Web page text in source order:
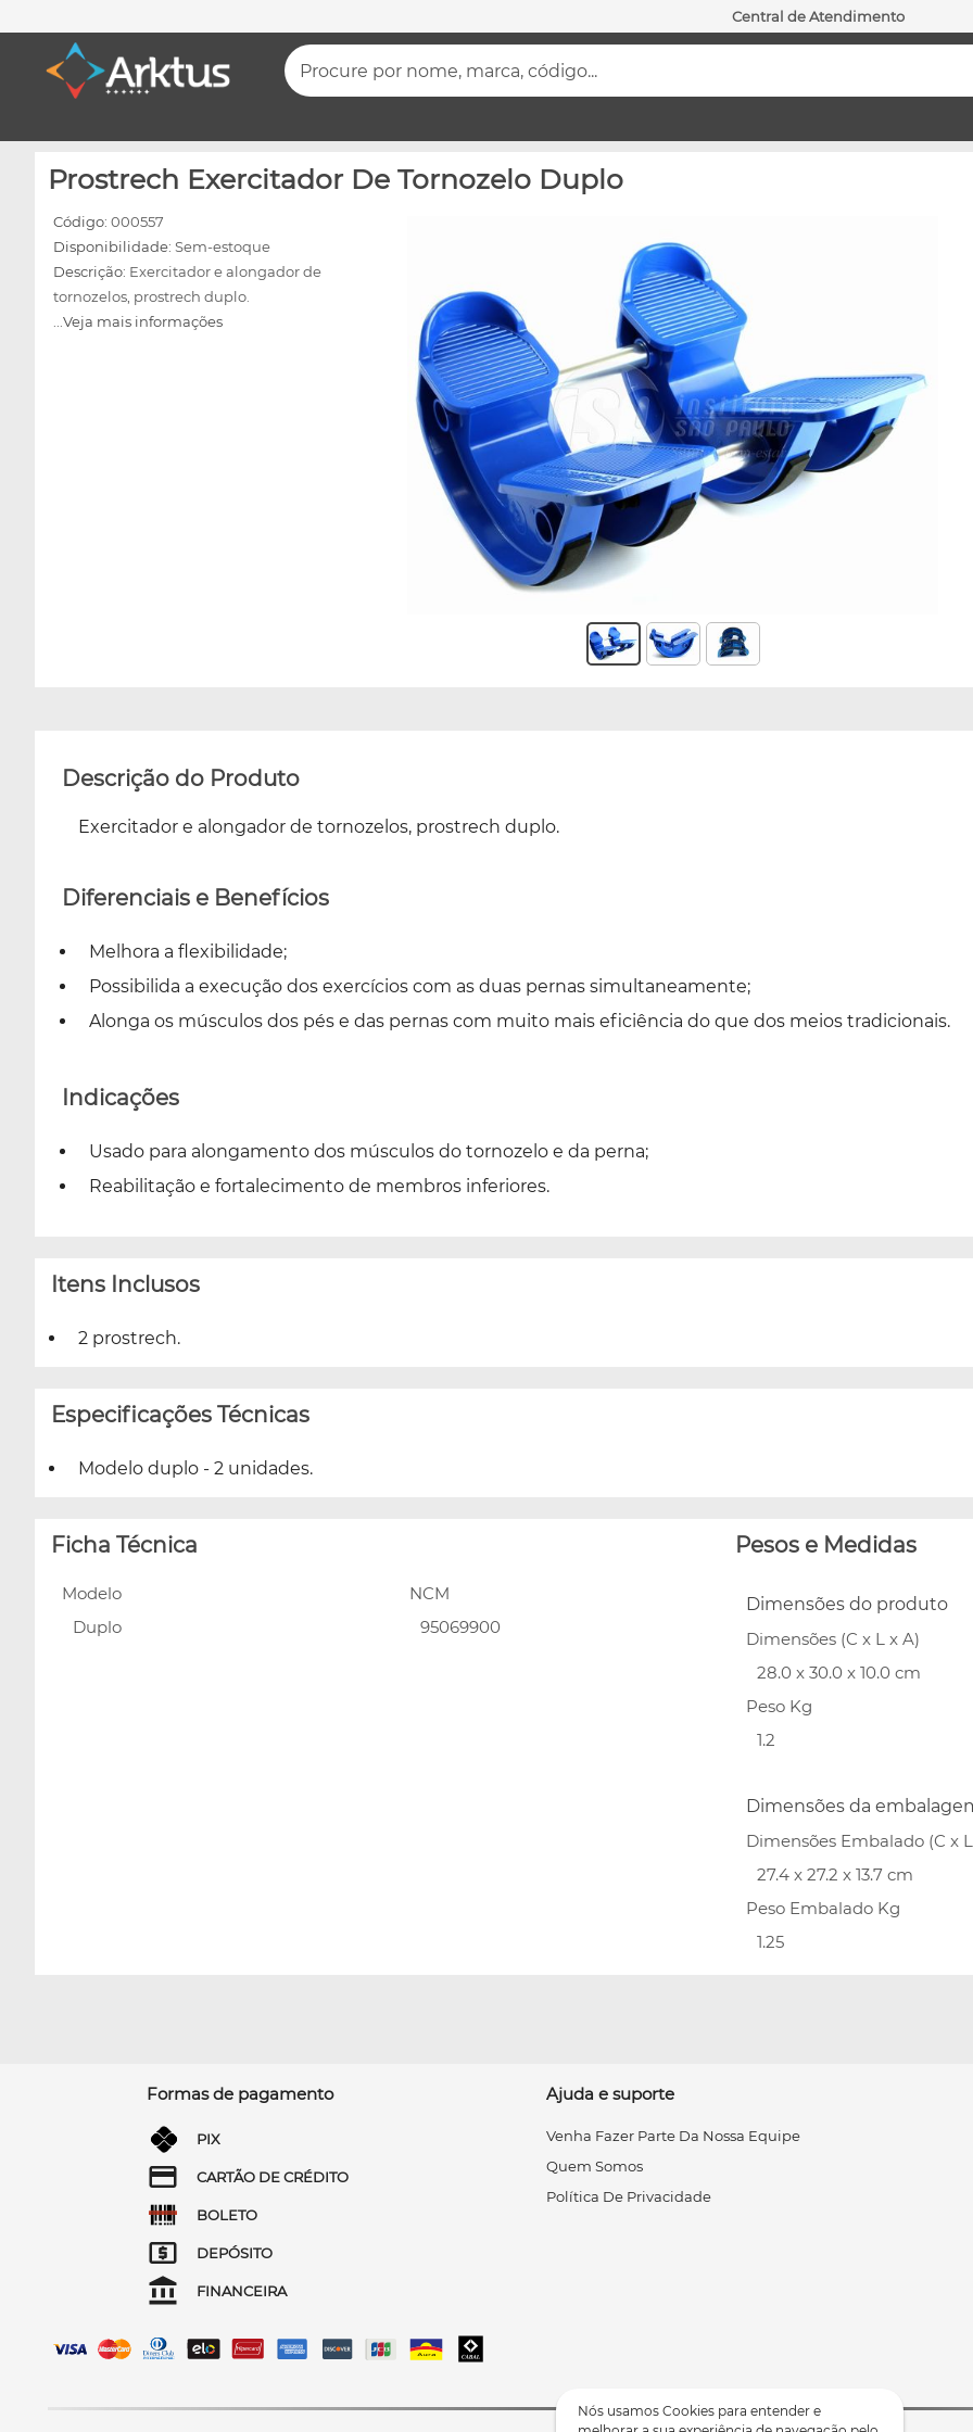
Central de Atendimento
Procure por nome, marca, código...
Nós usamos Cookies para entender e
Prostrech Exercitador De Tornozelo Duplo
Código: 000557
Disponibilidade: Sem-estoque
Descrição: Exercitador e alongador de
tornozelos, prostrech duplo.
...Veja mais informações
Descrição do Produto
Exercitador e alongador de tornozelos, prostrech duplo.
Diferenciais e Benefícios
Melhora a flexibilidade;
Possibilida a execução dos exercícios com as duas pernas simultaneamente;
Alonga os músculos dos pés e das pernas com muito mais eficiência do que dos meios tradicionais.
Indicações
Usado para alongamento dos músculos do tornozelo e da perna;
Reabilitação e fortalecimento de membros inferiores.
Itens Inclusos
2 prostrech.
Especificações Técnicas
Modelo duplo - 2 unidades.
Ficha Técnica
Modelo
Duplo
NCM
95069900
Pesos e Medidas
Dimensões do produto
Dimensões (C x L x A)
28.0 x 30.0 x 10.0 cm
Peso Kg
1.2
Dimensões da
Dimensões Embalado (C x
27.4 x 27.2 x 13.7 cm
Peso Embalado Kg
1.25
Formas de pagamento
PIX
CARTÃO DE CRÉDITO
BOLETO
DEPÓSITO
FINANCEIRA
Ajuda e suporte
Venha Fazer Parte Da Nossa Equipe
Quem Somos
Política De Privacidade